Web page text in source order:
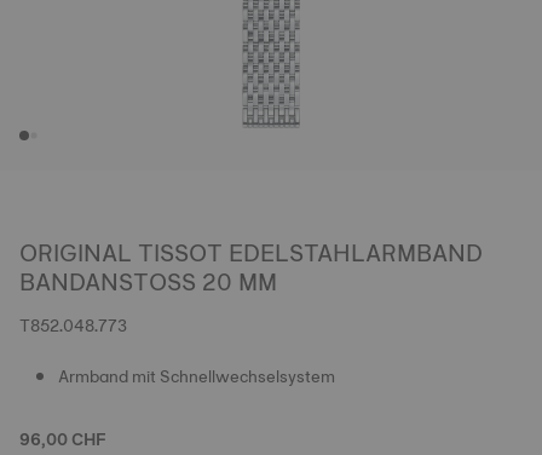
ORIGINAL TISSOT EDELSTAHLARMBAND
BANDANSTOSS 20 MM
T852.048.773
Armband mit Schnellwechselsystem
96,00 CHF